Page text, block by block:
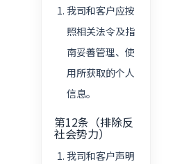
我司和客户应按
照相关法令及指
南妥善管理、使
用所获取的个人
信息。
第12条（排除反
社会势力）
我司和客户声明